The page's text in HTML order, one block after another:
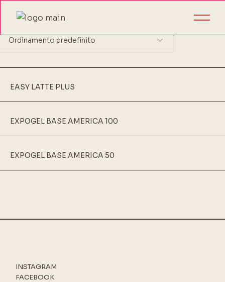
Visualizzazione di 3 risultati
EASY LATTE PLUS
EXPOGEL BASE AMERICA 100
EXPOGEL BASE AMERICA 50
INSTAGRAM
FACEBOOK